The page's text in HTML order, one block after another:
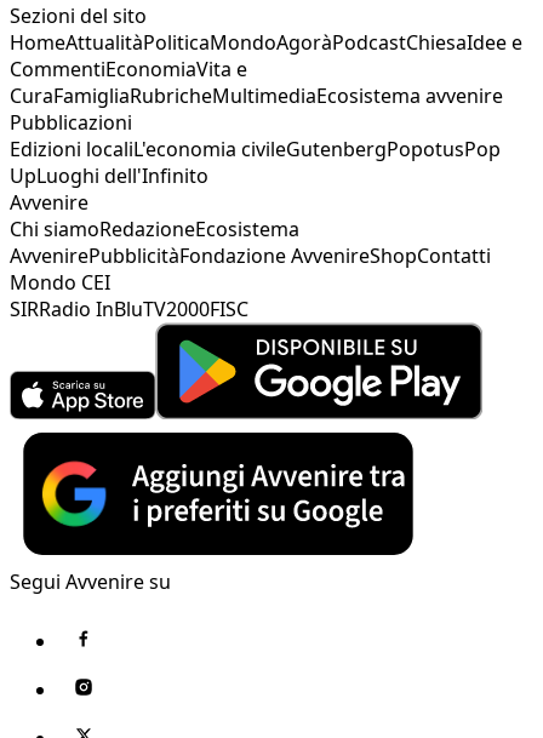
Sezioni del sito
HomeAttualitàPoliticaMondoAgoràPodcastChiesaIdee e
CommentiEconomiaVita e
CuraFamigliaRubricheMultimediaEcosistema avvenire
Pubblicazioni
Edizioni localiL'economia civileGutenbergPopotusPop
UpLuoghi dell'Infinito
Avvenire
Chi siamoRedazioneEcosistema
AvvenirePubblicitàFondazione AvvenireShopContatti
Mondo CEI
SIRRadio InBluTV2000FISC
Segui Avvenire su